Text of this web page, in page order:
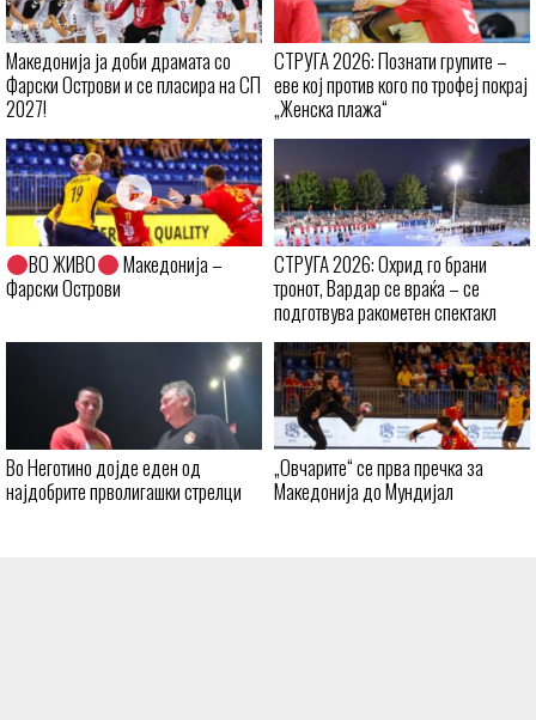
Македонија ја доби драмата со
Фарски Острови и се пласира на СП
2027!
СТРУГА 2026: Познати групите –
еве кој против кого по трофеј покрај
„Женска плажа“
ВО ЖИВО
Македонија –
Фарски Острови
СТРУГА 2026: Охрид го брани
тронот, Вардар се враќа – се
подготвува ракометен спектакл
Во Неготино дојде еден од
најдобрите прволигашки стрелци
„Овчарите“ се прва пречка за
Македонија до Мундијал